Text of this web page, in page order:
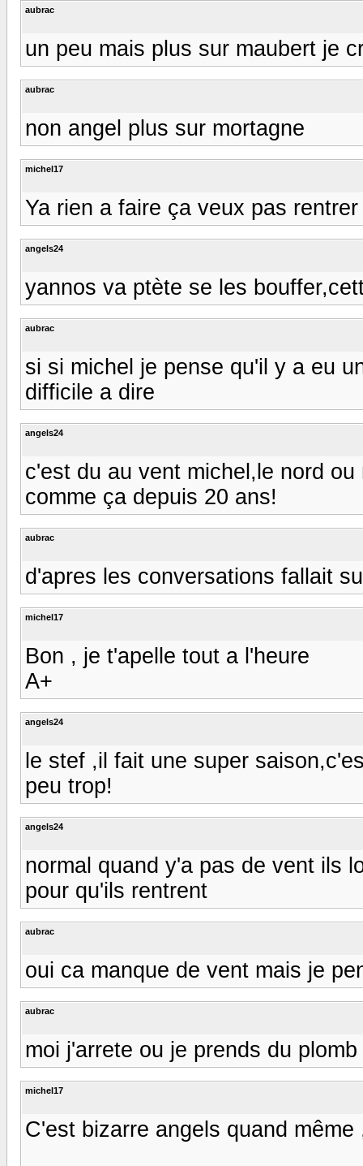
aubrac
un peu mais plus sur maubert je
aubrac
non angel plus sur mortagne
michel17
Ya rien a faire ça veux pas
angels24
yannos va ptète se les
aubrac
si si michel je pense qu'il y a eu
difficile a dire
angels24
c'est du au vent michel,le nord
comme ça depuis 20 ans!
aubrac
d'apres les conversations fallait
michel17
Bon , je t'apelle tout a l'heure
A+
angels24
le stef ,il fait une super
peu trop!
angels24
normal quand y'a pas de vent ils
pour qu'ils rentrent
aubrac
oui ca manque de vent mais je
aubrac
moi j'arrete ou je prends du
michel17
C'est bizarre angels quand même